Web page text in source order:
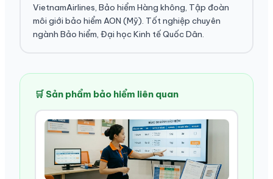
VietnamAirlines, Bảo hiểm Hàng không, Tập đoàn
môi giới bảo hiểm AON (Mỹ). Tốt nghiệp chuyên
ngành Bảo hiểm, Đại học Kinh tế Quốc Dân.
🛒 Sản phẩm bảo hiểm liên quan